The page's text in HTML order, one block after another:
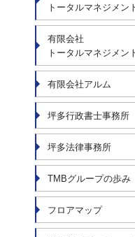
トータルマネジメン
有限会社
トータルマネジメン
有限会社アルム
坪多行政書士事務所
坪多法律事務所
TMBグループの歩み
フロアマップ